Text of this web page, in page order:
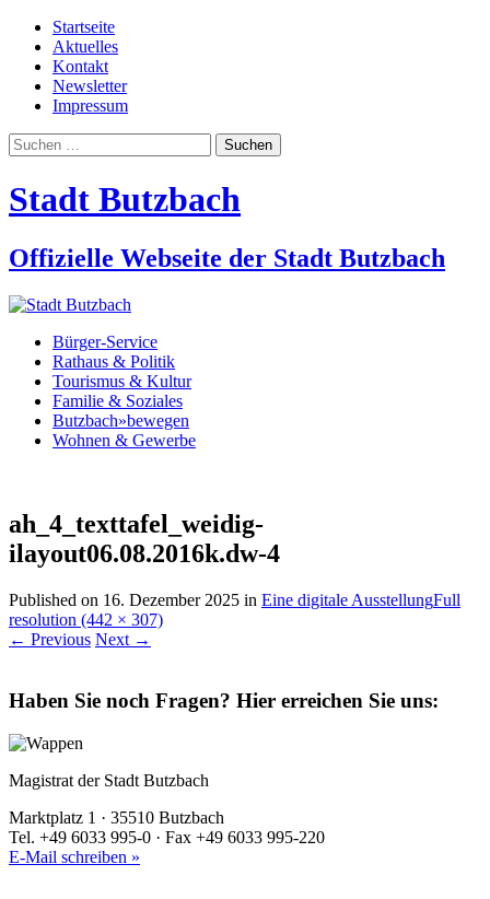
Startseite
Aktuelles
Kontakt
Newsletter
Impressum
Suchen
nach:
Stadt Butzbach
Offizielle Webseite der Stadt Butzbach
Bürger-Service
Rathaus & Politik
Tourismus & Kultur
Familie & Soziales
Butzbach»bewegen
Wohnen & Gewerbe
ah_4_texttafel_weidig-
ilayout06.08.2016k.dw-4
Published on 16. Dezember 2025 in Eine digitale AusstellungFull
resolution (442 × 307)
← Previous Next →
Haben Sie noch Fragen? Hier erreichen Sie uns:
Magistrat der Stadt Butzbach
Marktplatz 1 · 35510 Butzbach
Tel. +49 6033 995-0 · Fax +49 6033 995-220
E-Mail schreiben »